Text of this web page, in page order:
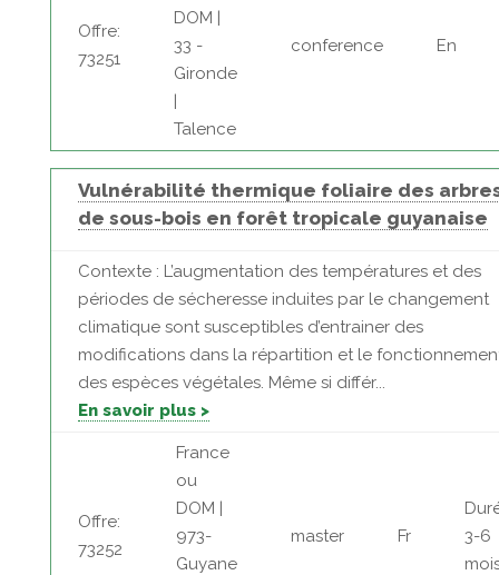
Offre:
73251
DOM |
33 -
Gironde
|
Talence
conference En
Vulnérabilité thermique foliaire des
de sous-bois en forêt tropicale guyanaise
Contexte : L’augmentation des températures et des
périodes de sécheresse induites par le changement
climatique sont susceptibles d’entrainer des
modifications dans la répartition et le
des espèces végétales. Même si différ...
En savoir plus >
Offre:
73252
France
ou
DOM |
973-
Guyane
master Fr
3-6